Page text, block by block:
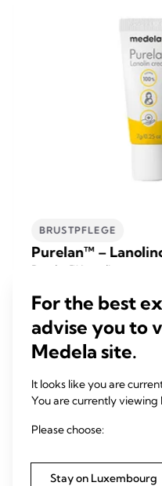
BRUSTPFLEGE
Purelan™ –
Purelan™ Lanolincreme
Linderung bei
und trockener Haut.
4.6
4.6
out
5
stars.
247
Mehr
For the best
advise you to
Medela site.
It looks like you are
You are currently viewing
Please choose:
Stay on Luxembourg